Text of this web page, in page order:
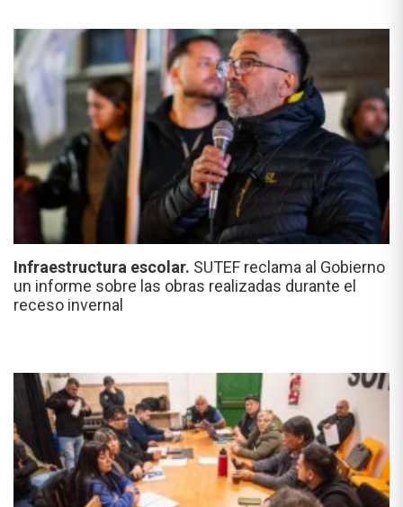
Infraestructura escolar. SUTEF reclama al Gobierno
un informe sobre las obras realizadas durante el
receso invernal